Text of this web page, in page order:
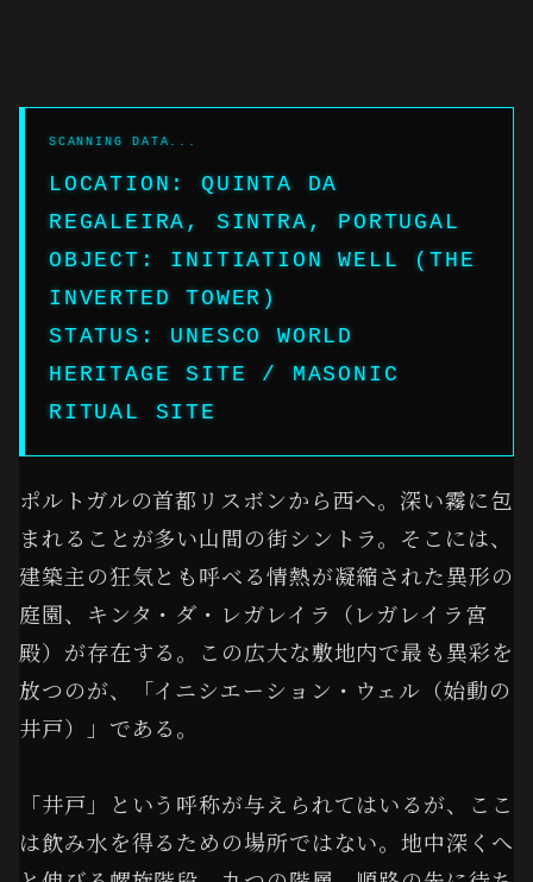
LOCATION: QUINTA DA
REGALEIRA, SINTRA, PORTUGAL
OBJECT: INITIATION WELL (THE
INVERTED TOWER)
STATUS: UNESCO WORLD
HERITAGE SITE / MASONIC
RITUAL SITE
ポルトガルの首都リスボンから西へ。深い霧に包
まれることが多い山間の街シントラ。そこには、
建築主の狂気とも呼べる情熱が凝縮された異形の
庭園、キンタ・ダ・レガレイラ（レガレイラ宮
殿）が存在する。この広大な敷地内で最も異彩を
放つのが、
「イニシエーション・ウェル（始動の
井戸）」 である。
「井戸」という呼称が与えられてはいるが、ここ
は飲み水を得るための場所ではない。地中深くへ